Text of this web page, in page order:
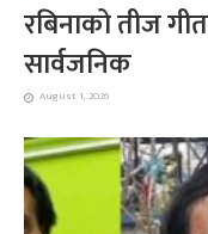
रबिनाको तीज
सार्वजनिक
August 1, 2026